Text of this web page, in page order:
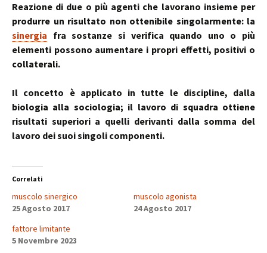
Reazione di due o più agenti che lavorano insieme per
produrre un risultato non ottenibile singolarmente: la
sinergia fra sostanze si verifica quando uno o più
elementi possono aumentare i propri effetti, positivi o
collaterali.
Il concetto è applicato in tutte le discipline, dalla
biologia alla sociologia; il lavoro di squadra ottiene
risultati superiori a quelli derivanti dalla somma del
lavoro dei suoi singoli componenti.
Correlati
muscolo sinergico
25 Agosto 2017
muscolo agonista
24 Agosto 2017
fattore limitante
5 Novembre 2023